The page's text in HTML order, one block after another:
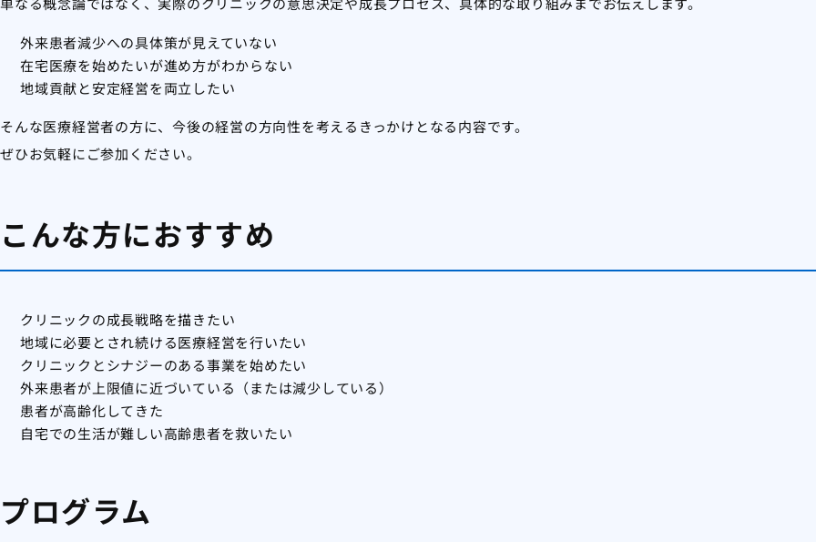
外来患者減少への具体策が見えていない
在宅医療を始めたいが進め方がわからない
地域貢献と安定経営を両立したい
そんな医療経営者の方に、今後の経営の方向性を考えるきっかけとなる内容です。
ぜひお気軽にご参加ください。
こんな方におすすめ
クリニックの成長戦略を描きたい
地域に必要とされ続ける医療経営を行いたい
クリニックとシナジーのある事業を始めたい
外来患者が上限値に近づいている（または減少している）
患者が高齢化してきた
自宅での生活が難しい高齢患者を救いたい
プログラム